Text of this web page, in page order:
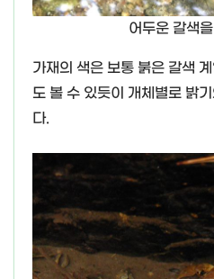
어두운 갈색
가재의 색은 보통 붉은 갈색
도 볼 수 있듯이 개체별로 밝
다.